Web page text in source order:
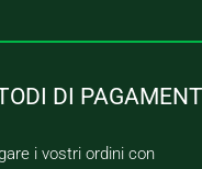
DI
i vostri ordini con